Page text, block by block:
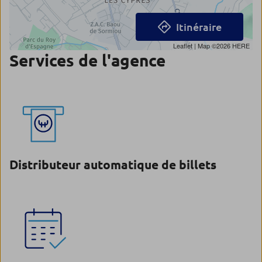
Leaflet | Map ©2026 HERE
Itinéraire
Services de l'agence
Distributeur automatique de billets